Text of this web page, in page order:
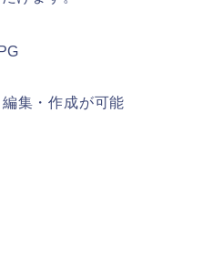
集・作成が可能